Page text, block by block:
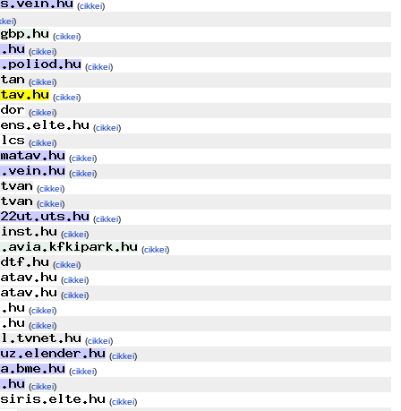
(cikkei)
)
(cikkei)
(cikkei)
(cikkei)
(cikkei)
(cikkei)
(cikkei)
(cikkei)
(cikkei)
(cikkei)
(cikkei)
(cikkei)
(cikkei)
(cikkei)
(cikkei)
(cikkei)
(cikkei)
(cikkei)
(cikkei)
(cikkei)
(cikkei)
(cikkei)
(cikkei)
(cikkei)
(cikkei)
(cikkei)